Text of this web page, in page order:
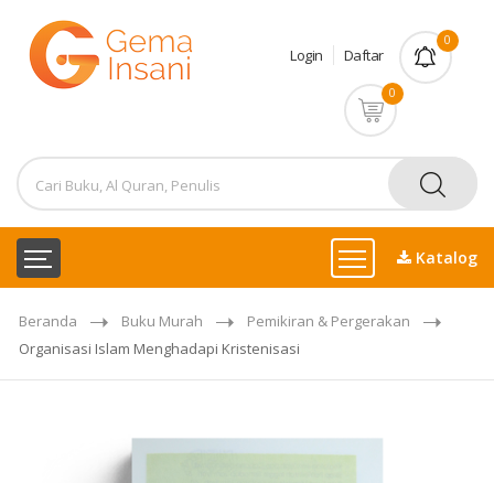
Login Daftar
0
0
Katalog
Beranda Buku Murah
Pemikiran & Pergerakan
Organisasi Islam Menghadapi Kristenisasi